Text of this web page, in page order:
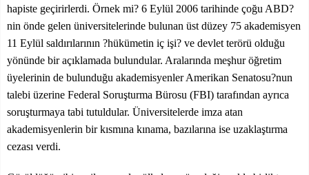
hapiste geçirirlerdi. Örnek mi? 6 Eylül 2006 tarihinde çoğu ABD?
nin önde gelen üniversitelerinde bulunan üst düzey 75 akademisyen
11 Eylül saldırılarının ?hükümetin iç işi? ve devlet terörü olduğu
yönünde bir açıklamada bulundular. Aralarında meşhur öğretim
üyelerinin de bulunduğu akademisyenler Amerikan Senatosu?nun
talebi üzerine Federal Soruşturma Bürosu (FBI) tarafından ayrıca
soruşturmaya tabi tutuldular. Üniversitelerde imza atan
akademisyenlerin bir kısmına kınama, bazılarına ise uzaklaştırma
cezası verdi.